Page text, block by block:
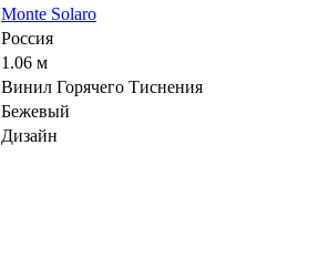
Monte Solaro
Россия
1.06 м
Винил Горячего Тиснения
Бежевый
Дизайн